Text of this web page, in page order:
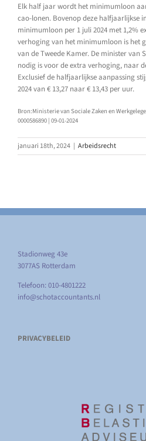
Elk half jaar wordt het minimumloon
cao-lonen. Bovenop deze halfjaarlijkse
minimumloon per 1 juli 2024 met 1,2%
verhoging van het minimumloon is het
van de Tweede Kamer. De minister van
nodig is voor de extra verhoging, naar
Exclusief de halfjaarlijkse aanpassing
2024 van € 13,27 naar € 13,43 per uur.
Bron:Ministerie van Sociale Zaken en
0000586890 | 09-01-2024
januari 18th, 2024 | Arbeidsrecht
Stadionweg 43e
3077AS Rotterdam
Telefoon: 010-4801222
info@schotaccountants.nl
PRIVACYBELEID